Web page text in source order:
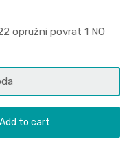
opružni povrat 1 NO
Add to cart